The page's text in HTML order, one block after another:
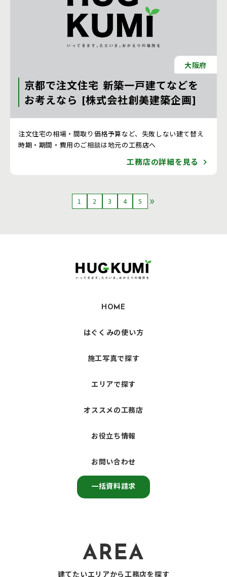
大阪府
京都で注文住宅 新築一戸建てなどを
お考えなら [株式会社創美建築企画]
注文住宅の相場・間取り価格予算など、失敗しない建て替え
時期・期間・費用のご相談は地元の工務店へ
工務店の詳細を見る
1 2 3 4 5
HOME
はぐくみの使い方
施工写真で探す
エリアで探す
オススメの工務店
お役立ち情報
お問い合わせ
一括資料請求
AREA
建てたいエリアから工務店を探す